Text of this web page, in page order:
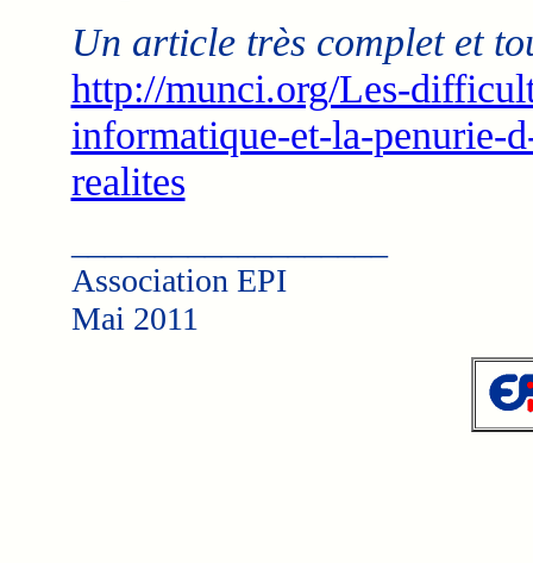
Un article très complet et
http://munci.org/Les-
informatique-et-la-penurie-
realites
Association EPI
Mai 2011